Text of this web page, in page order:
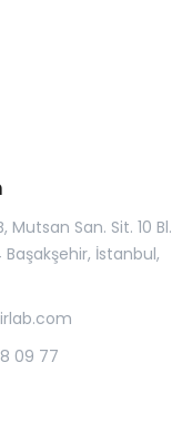
Mutsan San. Sit. 10 Bl.
İstanbul,
09 77